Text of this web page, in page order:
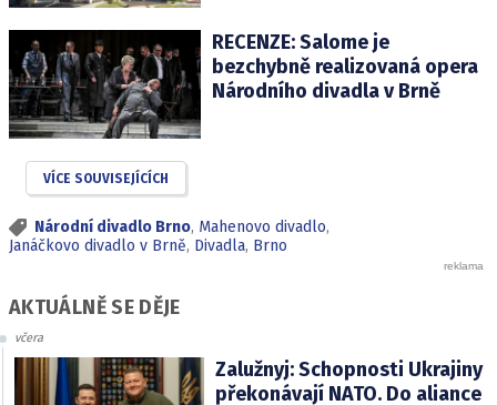
RECENZE: Salome je
bezchybně realizovaná opera
Národního divadla v Brně
VÍCE SOUVISEJÍCÍCH
Národní divadlo Brno, Mahenovo divadlo,
Janáčkovo divadlo v Brně, Divadla, Brno
AKTUÁLNĚ SE DĚJE
včera
Zalužnyj: Schopnosti Ukrajiny
překonávají NATO. Do aliance